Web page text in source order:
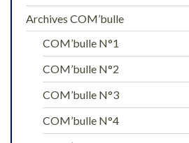
Archives COM’bulle
COM’bulle N°1
COM’bulle N°2
COM’bulle N°3
COM’bulle N°4